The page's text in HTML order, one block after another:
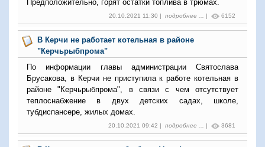
Предположительно, горят остатки топлива в трюмах.
20.10.2021 11:30 | подробнее ... | 6152
В Керчи не работает котельная в районе
"Керчьрыбпрома"
По информации главы администрации Святослава
Брусакова, в Керчи не приступила к работе котельная в
районе "Керчьрыбпрома", в связи с чем отсутствует
теплоснабжение в двух детских садах, школе,
тубдиспансере, жилых домах.
20.10.2021 09:42 | подробнее ... | 3681